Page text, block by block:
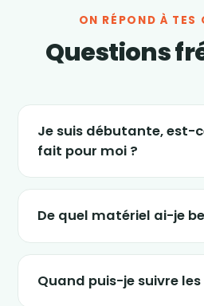
ON RÉPOND À TES
Questions
Je suis débutante, est-
fait pour moi ?
Absolument. Les séances
semaines » est justement
(re)démarrer en douceur,
De quel matériel ai-je
Le strict minimum : une
ou un smartphone, un
salon et une tenue
Quand puis-je suivre les